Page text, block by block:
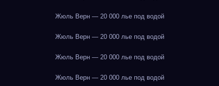
Жюль Верн — 20 000 лье под водой
Жюль Верн — 20 000 лье под водой
Жюль Верн — 20 000 лье под водой
Жюль Верн — 20 000 лье под водой